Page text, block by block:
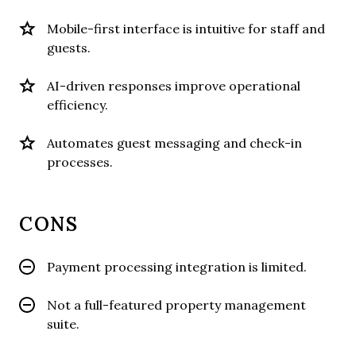
Mobile-first interface is intuitive for staff and
guests.
AI-driven responses improve operational
efficiency.
Automates guest messaging and check-in
processes.
CONS
Payment processing integration is limited.
Not a full-featured property management
suite.